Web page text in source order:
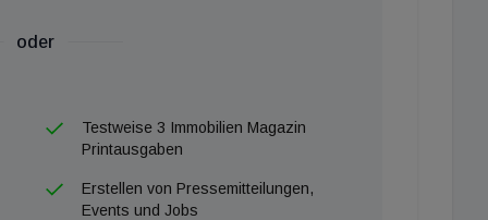
seine Kräfte, um Österreichs größte Therme
Michaeler spricht von einem Standort mit
das bis Sommer 2027 modernisiert und in ein 4-
attraktiver gestaltet werden – mit neuen
oder
Testweise 3 Immobilien Magazin
Printausgaben
Erstellen von Pressemitteilungen,
Events und Jobs